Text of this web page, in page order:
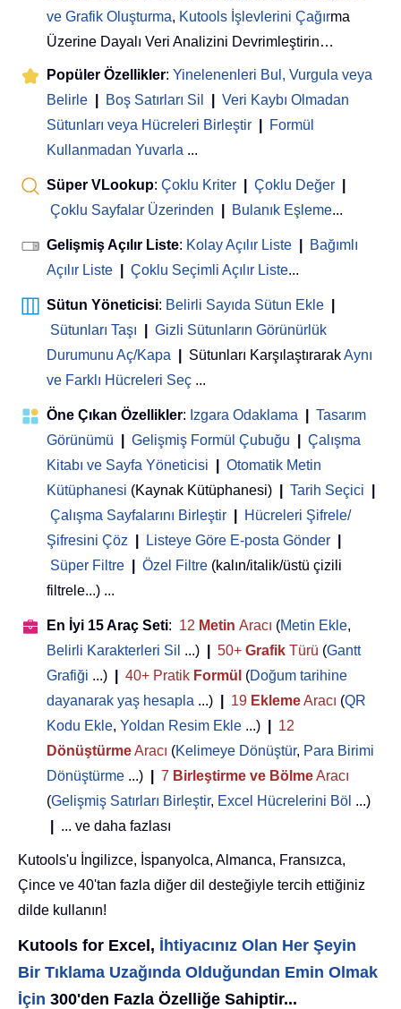
ve Grafik Oluşturma, Kutools İşlevlerini Çağırma
Üzerine Dayalı Veri Analizini Devrimleştirin…
Popüler Özellikler: Yinelenenleri Bul, Vurgula veya
Belirle
Boş Satırları Sil
Veri Kaybı Olmadan
Sütunları veya Hücreleri Birleştir
Formül
Kullanmadan Yuvarla ...
Süper VLookup: Çoklu Kriter Çoklu Değer
Çoklu Sayfalar Üzerinden
Bulanık Eşleme...
Gelişmiş Açılır Liste: Kolay Açılır Liste
Bağımlı
Açılır Liste
Çoklu Seçimli Açılır Liste...
Sütun Yöneticisi: Belirli Sayıda Sütun Ekle
Sütunları Taşı
Gizli Sütunların Görünürlük
Durumunu Aç/Kapa
Sütunları KarşılaştırarakAynı
ve Farklı Hücreleri Seç ...
Öne Çıkan Özellikler: Izgara Odaklama
Tasarım
Görünümü
Gelişmiş Formül Çubuğu
Çalışma
Kitabı ve Sayfa Yöneticisi
Otomatik Metin
Kütüphanesi (Kaynak Kütüphanesi) Tarih Seçici
Çalışma Sayfalarını Birleştir
Hücreleri Şifrele/
Şifresini Çöz
Listeye Göre E-posta Gönder
Süper Filtre
Özel Filtre (kalın/italik/üstü çizili
filtrele...) ...
En İyi 15 Araç Seti: 12 Metin Aracı (Metin Ekle,
Belirli Karakterleri Sil ...) 50+ Grafik Türü (Gantt
Grafiği ...) 40+ Pratik Formül (Doğum tarihine
dayanarak yaş hesapla ...) 19 EklemeAracı (QR
Kodu Ekle, Yoldan Resim Ekle ...)
12
DönüştürmeAracı (Kelimeye Dönüştür, Para Birimi
Dönüştürme ...) 7 Birleştirme ve BölmeAracı
(Gelişmiş Satırları Birleştir, Excel Hücrelerini Böl ...)
... ve daha fazlası
Kutools'u İngilizce, İspanyolca, Almanca, Fransızca,
Çince ve 40'tan fazla diğer dil desteğiyle tercih ettiğiniz
dilde kullanın!
Kutools for Excel, İhtiyacınız Olan Her Şeyin
Bir Tıklama Uzağında Olduğundan Emin Olmak
İçin 300'den Fazla Özelliğe Sahiptir...